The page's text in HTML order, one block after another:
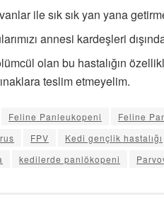
ile sık sık yan yana
annesi kardeşleri
olan bu hastalığın
teslim etmeyelim.
Feline Panleukopeni
Feline
FPV Kedi gençlik hastalığı
kedilerde panlökopeni